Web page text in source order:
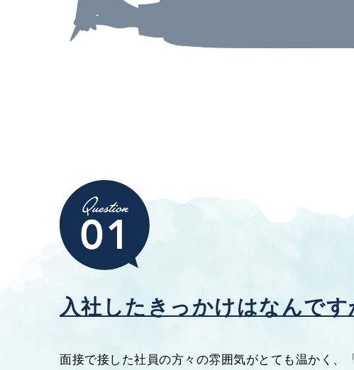
入社したきっかけはなんです
面接で接した社員の方々の雰囲気がとても温かく、